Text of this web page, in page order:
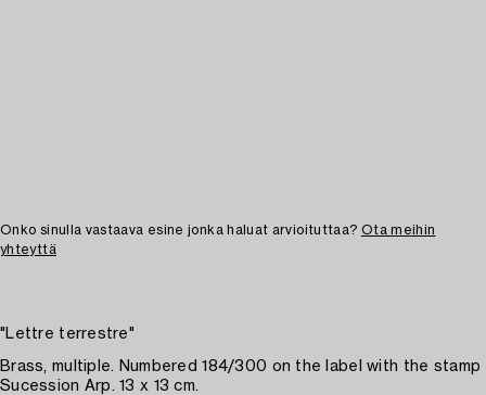
Onko sinulla vastaava esine jonka haluat arvioituttaa? Ota meihin
yhteyttä
"Lettre terrestre"
Brass, multiple. Numbered 184/300 on the label with the stamp
Sucession Arp. 13 x 13 cm.